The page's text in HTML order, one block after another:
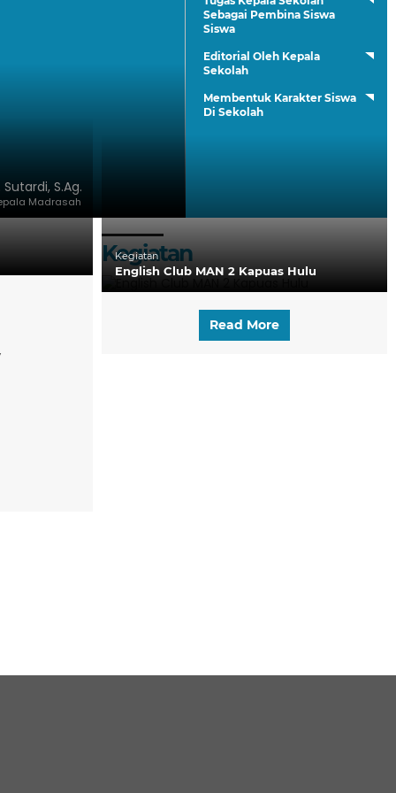
Sutardi, S.Ag.
Madrasah
Sebagai Pembina Siswa
Siswa
Editorial Oleh Kepala
Sekolah
Membentuk Karakter Siswa
Di Sekolah
Kegiatan
Kegiatan
English Club MAN 2 Kapuas Hulu
Read More